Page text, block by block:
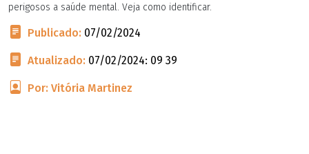
perigosos a saúde mental. Veja como identificar.
Publicado: 07/02/2024
Atualizado: 07/02/2024: 09 39
Por: Vitória Martinez